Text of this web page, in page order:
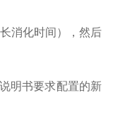
消化时间），然后
明书要求配置的新